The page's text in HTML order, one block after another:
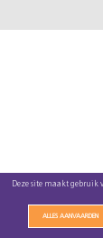
Deze site maakt gebruik
ALLES AANVAARDEN